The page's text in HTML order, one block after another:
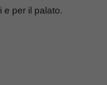
e per il palato.